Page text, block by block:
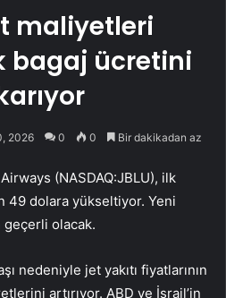
maliyetleri
bagaj ücretini
2026 0 0 Bir dakikadan az
(NASDAQ:JBLU), ilk
49 dolara yükseltiyor. Yeni
geçerli olacak.
nedeniyle jet yakıtı fiyatlarının
artırıyor. ABD ve İsrail’in